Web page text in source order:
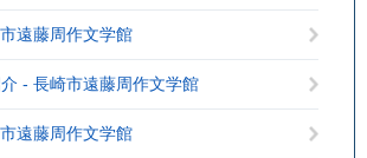
遠藤周作文学館
- 長崎市遠藤周作文学館
遠藤周作文学館